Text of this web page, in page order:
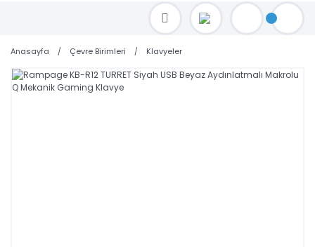
TOPTAN FİYAT ALMAK İÇİN satis@toptanbilgisayar.net MAİL ATINIZ.
SİPARİŞLERİNİZİ AYNI GÜN KARGO İLE GÖNDERİYORUZ!
Anasayfa Çevre Birimleri Klavyeler